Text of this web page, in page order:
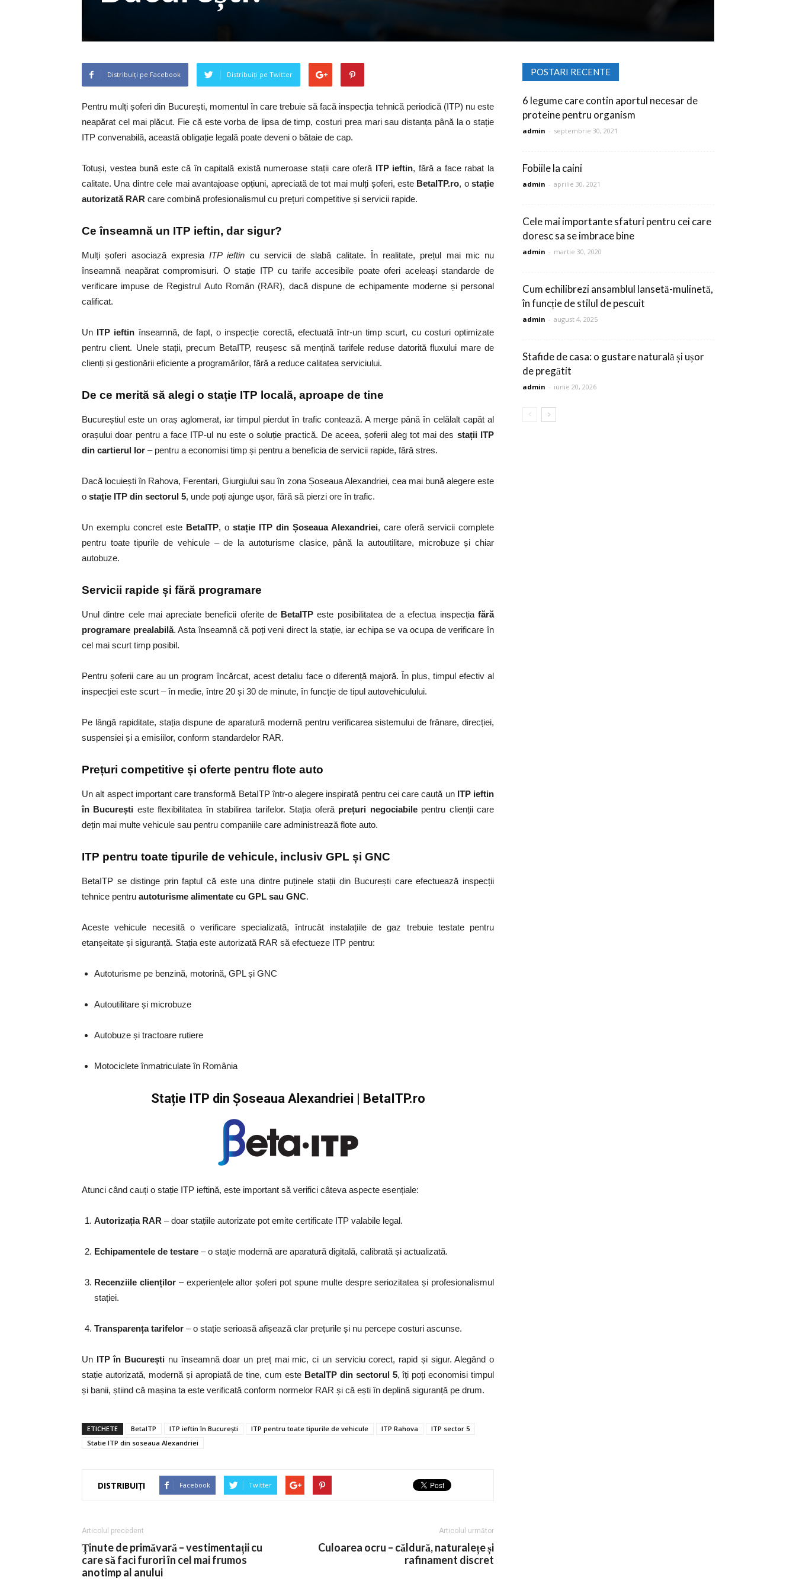
Distribuiți pe Facebook Distribuiți pe Twitter
Pentru mulți șoferi din București, momentul în care trebuie să facă inspecția tehnică periodică (ITP) nu este
neapărat cel mai plăcut. Fie că este vorba de lipsa de timp, costuri prea mari sau distanța până la o stație
ITP convenabilă, această obligație legală poate deveni o bătaie de cap.
Totuși, vestea bună este că în capitală există numeroase stații care oferă ITP ieftin, fără a face rabat la
calitate. Una dintre cele mai avantajoase opțiuni, apreciată de tot mai mulți șoferi, este BetaITP.ro, o stație
autorizată RAR care combină profesionalismul cu prețuri competitive și servicii rapide.
Ce înseamnă un ITP ieftin, dar sigur?
Mulți șoferi asociază expresia ITP ieftin cu servicii de slabă calitate. În realitate, prețul mai mic nu
înseamnă neapărat compromisuri. O stație ITP cu tarife accesibile poate oferi aceleași standarde de
verificare impuse de Registrul Auto Român (RAR), dacă dispune de echipamente moderne și personal
calificat.
Un ITP ieftin înseamnă, de fapt, o inspecție corectă, efectuată într-un timp scurt, cu costuri optimizate
pentru client. Unele stații, precum BetaITP, reușesc să mențină tarifele reduse datorită fluxului mare de
clienți și gestionării eficiente a programărilor, fără a reduce calitatea serviciului.
De ce merită să alegi o stație ITP locală, aproape de tine
Bucureștiul este un oraș aglomerat, iar timpul pierdut în trafic contează. A merge până în celălalt capăt al
orașului doar pentru a face ITP-ul nu este o soluție practică. De aceea, șoferii aleg tot mai des stații ITP
din cartierul lor – pentru a economisi timp și pentru a beneficia de servicii rapide, fără stres.
Dacă locuiești în Rahova, Ferentari, Giurgiului sau în zona Șoseaua Alexandriei, cea mai bună alegere este
o stație ITP din sectorul 5, unde poți ajunge ușor, fără să pierzi ore în trafic.
Un exemplu concret este BetaITP, o stație ITP din Șoseaua Alexandriei, care oferă servicii complete
pentru toate tipurile de vehicule – de la autoturisme clasice, până la autoutilitare, microbuze și chiar
autobuze.
Servicii rapide și fără programare
Unul dintre cele mai apreciate beneficii oferite de BetaITP este posibilitatea de a efectua inspecțiafără
programare prealabilă. Asta înseamnă că poți veni direct la stație, iar echipa se va ocupa de verificare în
cel mai scurt timp posibil.
Pentru șoferii care au un program încărcat, acest detaliu face o diferență majoră. În plus, timpul efectiv al
inspecției este scurt – în medie, între 20 și 30 de minute, în funcție de tipul autovehiculului.
Pe lângă rapiditate, stația dispune de aparatură modernă pentru verificarea sistemului de frânare, direcției,
suspensiei și a emisiilor, conform standardelor RAR.
Prețuri competitive și oferte pentru flote auto
Un alt aspect important care transformă BetaITP într-o alegere inspirată pentru cei care caută un ITP ieftin
în București este flexibilitatea în stabilirea tarifelor. Stația oferă prețuri negociabilepentru clienții care
dețin mai multe vehicule sau pentru companiile care administrează flote auto.
ITP pentru toate tipurile de vehicule, inclusiv GPL și GNC
BetaITP se distinge prin faptul că este una dintre puținele stații din București care efectuează inspecții
tehnice pentru autoturisme alimentate cu GPL sau GNC.
Aceste vehicule necesită o verificare specializată, întrucât instalațiile de gaz trebuie testate pentru
etanșeitate și siguranță. Stația este autorizată RAR să efectueze ITP pentru:
Autoturisme pe benzină, motorină, GPL și GNC
Autoutilitare și microbuze
Autobuze și tractoare rutiere
Motociclete înmatriculate în România
Stație ITP din Șoseaua Alexandriei | BetaITP.ro
Atunci când cauți o stație ITP ieftină, este important să verifici câteva aspecte esențiale:
Autorizația RAR – doar stațiile autorizate pot emite certificate ITP valabile legal.
Echipamentele de testare – o stație modernă are aparatură digitală, calibrată și actualizată.
Recenziile clienților– experiențele altor șoferi pot spune multe despre seriozitatea și profesionalismul
stației.
Transparența tarifelor – o stație serioasă afișează clar prețurile și nu percepe costuri ascunse.
Un ITP în București nu înseamnă doar un preț mai mic, ci un serviciu corect, rapid și sigur. Alegând o
stație autorizată, modernă și apropiată de tine, cum este BetaITP din sectorul 5, îți poți economisi timpul
și banii, știind că mașina ta este verificată conform normelor RAR și că ești în deplină siguranță pe drum.
ETICHETE BetaITP ITP ieftin în București ITP pentru toate tipurile de vehicule ITP Rahova
ITP sector 5
Statie ITP din soseaua Alexandriei
DISTRIBUIȚI Facebook Twitter
Articolul precedent
Ținute de primăvară – vestimentații cu
care să faci furori în cel mai frumos
anotimp al anului
Articolul următor
Culoarea ocru – căldură, naturalețe și
rafinament discret
POSTARI RECENTE
6 legume care contin aportul necesar de
proteine pentru organism
admin - septembrie 30, 2021
Fobiile la caini
admin - aprilie 30, 2021
Cele mai importante sfaturi pentru cei care
doresc sa se imbrace bine
admin - martie 30, 2020
Cum echilibrezi ansamblul lansetă-mulinetă,
în funcție de stilul de pescuit
admin - august 4, 2025
Stafide de casa: o gustare naturală și ușor
de pregătit
admin - iunie 20, 2026